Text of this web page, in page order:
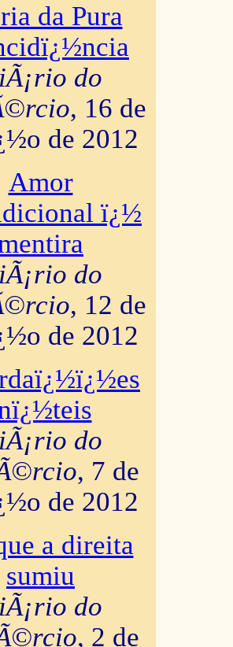
da Pura
do
, 16 de
de 2012
Amor
ï¿½
do
, 12 de
de 2012
do
, 7 de
de 2012
a direita
sumiu
do
, 2 de